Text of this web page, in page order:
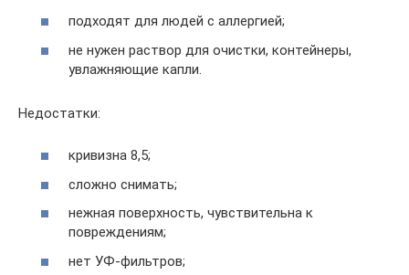
подходят для людей с аллергией;
не нужен раствор для очистки, контейнеры,
увлажняющие капли.
Недостатки:
кривизна 8,5;
сложно снимать;
нежная поверхность, чувствительна к
повреждениям;
нет УФ-фильтров;